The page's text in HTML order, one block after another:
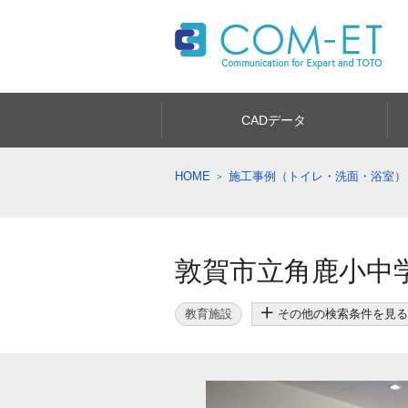
CADデータ
HOME 施工事例（トイレ・洗面・浴室）
敦賀市立角鹿小中
教育施設 その他の検索条件を見る